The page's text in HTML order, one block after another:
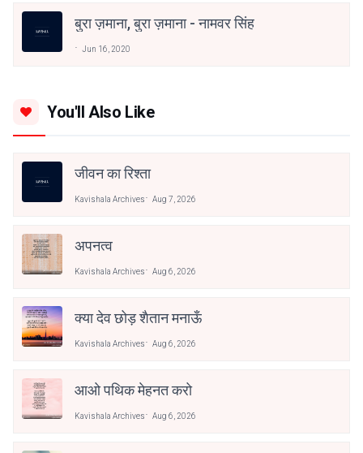
बुरा ज़माना, बुरा ज़माना - नामवर सिंह
Jun 16, 2020
You'll Also Like
जीवन का रिश्ता
Kavishala Archives Aug 7, 2026
अपनत्व
Kavishala Archives Aug 6, 2026
क्या देव छोड़ शैतान मनाऊँ
Kavishala Archives Aug 6, 2026
आओ पथिक मेहनत करो
Kavishala Archives Aug 6, 2026